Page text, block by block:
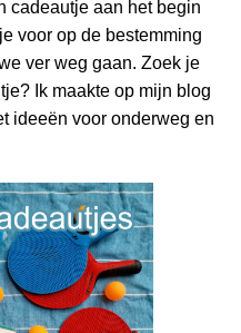
cadeautje aan het begin
voor op de bestemming
ver weg gaan. Zoek je
Ik maakte op mijn blog
ideeën voor onderweg en